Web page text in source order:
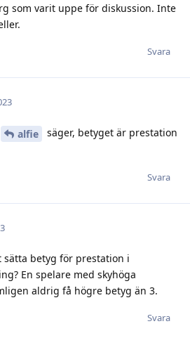
som varit uppe för diskussion. Inte
Svara
alfie
säger, betyget är prestation
Svara
betyg för prestation i
En spelare med skyhöga
aldrig få högre betyg än 3.
Svara